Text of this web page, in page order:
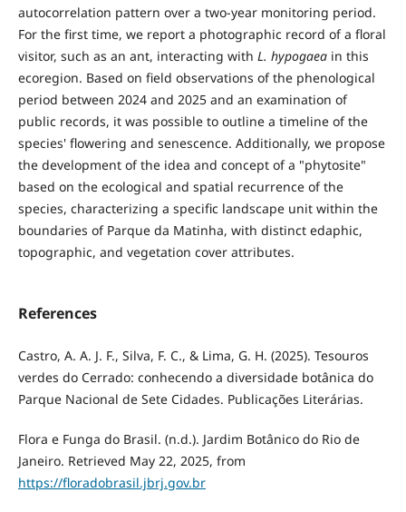
autocorrelation pattern over a two-year monitoring period.
For the first time, we report a photographic record of a floral
visitor, such as an ant, interacting with L. hypogaea in this
ecoregion. Based on field observations of the phenological
period between 2024 and 2025 and an examination of
public records, it was possible to outline a timeline of the
species' flowering and senescence. Additionally, we propose
the development of the idea and concept of a "phytosite"
based on the ecological and spatial recurrence of the
species, characterizing a specific landscape unit within the
boundaries of Parque da Matinha, with distinct edaphic,
topographic, and vegetation cover attributes.
References
Castro, A. A. J. F., Silva, F. C., & Lima, G. H. (2025). Tesouros
verdes do Cerrado: conhecendo a diversidade botânica do
Parque Nacional de Sete Cidades. Publicações Literárias.
Flora e Funga do Brasil. (n.d.). Jardim Botânico do Rio de
Janeiro. Retrieved May 22, 2025, from
https://floradobrasil.jbrj.gov.br